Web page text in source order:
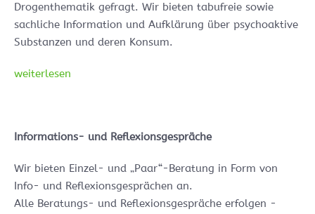
Drogenthematik gefragt. Wir bieten tabufreie sowie
sachliche Information und Aufklärung über psychoaktive
Substanzen und deren Konsum.
weiterlesen
Informations- und Reflexionsgespräche
Wir bieten Einzel- und „Paar“-Beratung in Form von
Info- und Reflexionsgesprächen an.
Alle Beratungs- und Reflexionsgespräche erfolgen -